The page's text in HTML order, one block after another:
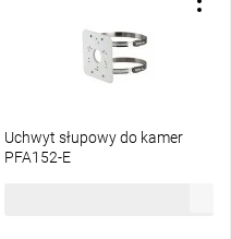
Uchwyt słupowy do kamer
PFA152-E